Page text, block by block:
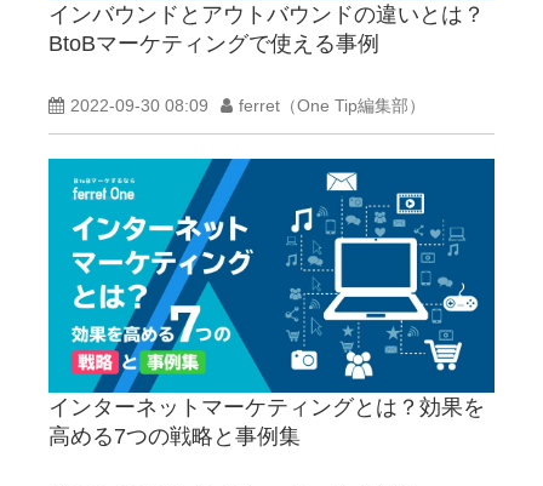
インバウンドとアウトバウンドの違いとは？
BtoBマーケティングで使える事例
2022-09-30 08:09 ferret（One Tip編集部）
インターネットマーケティングとは？効果を
高める7つの戦略と事例集